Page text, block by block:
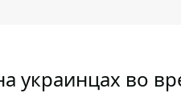
украинцах во